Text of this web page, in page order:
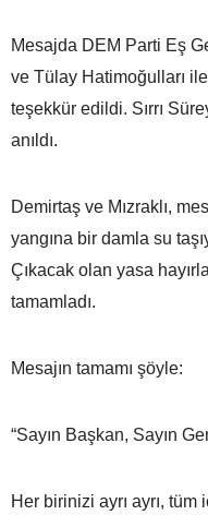
Mesajda DEM Parti Eş
ve Tülay Hatimoğulları
teşekkür edildi. Sırrı
anıldı.
Demirtaş ve Mızraklı,
yangına bir damla su
Çıkacak olan yasa
tamamladı.
Mesajın tamamı şöyle:
“Sayın Başkan, Sayın
Her birinizi ayrı ayrı,